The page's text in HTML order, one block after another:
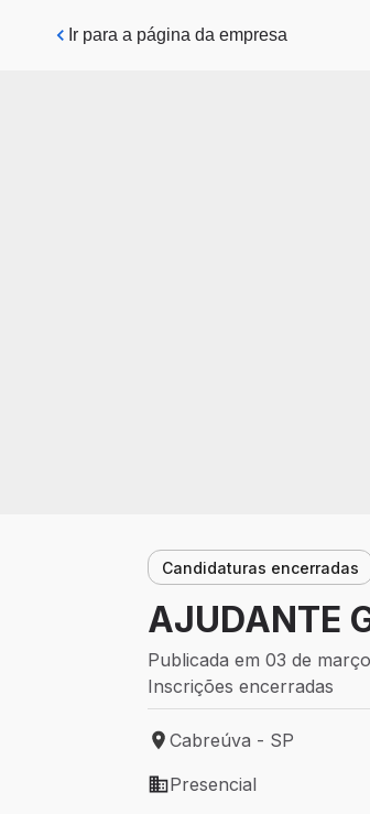
Pular para o conteúdo principal
Ir para a página da empresa
Candidaturas encerradas
AJUDANTE
Publicada em 03 de
Inscrições encerradas
Local de trabalho:
Cabreúva - SP
Modelo de trabalho:
Presencial